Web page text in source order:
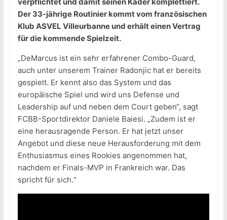
verpflichtet und damit seinen Kader komplettiert.
Der 33-jährige Routinier kommt vom französischen
Klub ASVEL Villeurbanne und erhält einen Vertrag
für die kommende Spielzeit.
„DeMarcus ist ein sehr erfahrener Combo-Guard,
auch unter unserem Trainer Radonjic hat er bereits
gespielt. Er kennt also das System und das
europäische Spiel und wird uns Defense und
Leadership auf und neben dem Court geben“, sagt
FCBB-Sportdirektor Daniele Baiesi. „Zudem ist er
eine herausragende Person. Er hat jetzt unser
Angebot und diese neue Herausforderung mit dem
Enthusiasmus eines Rookies angenommen hat,
nachdem er Finals-MVP in Frankreich war. Das
spricht für sich.“